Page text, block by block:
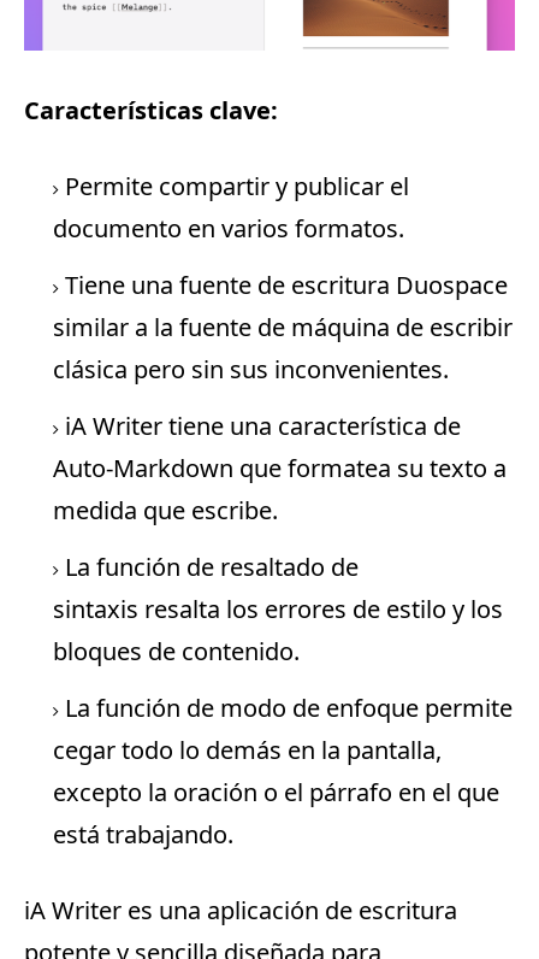
Características clave:
Permite compartir y publicar el
documento en varios formatos.
Tiene una fuente de escritura Duospace
similar a la fuente de máquina de escribir
clásica pero sin sus inconvenientes.
iA Writer tiene una característica de
Auto-Markdown que formatea su texto a
medida que escribe.
La función de resaltado de
sintaxis resalta los errores de estilo y los
bloques de contenido.
La función de modo de enfoque permite
cegar todo lo demás en la pantalla,
excepto la oración o el párrafo en el que
está trabajando.
iA Writer es una aplicación de escritura